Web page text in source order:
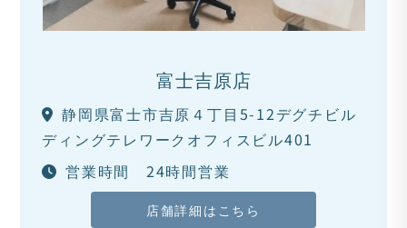
富士吉原店
静岡県富士市吉原４丁目5-12デグチビル
ディングテレワークオフィスビル401
営業時間 24時間営業
店舗詳細はこちら